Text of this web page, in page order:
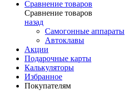
Сравнение товаров
Сравнение товаров
назад
Самогонные аппараты
Автоклавы
Акции
Подарочные карты
Калькуляторы
Избранное
Покупателям